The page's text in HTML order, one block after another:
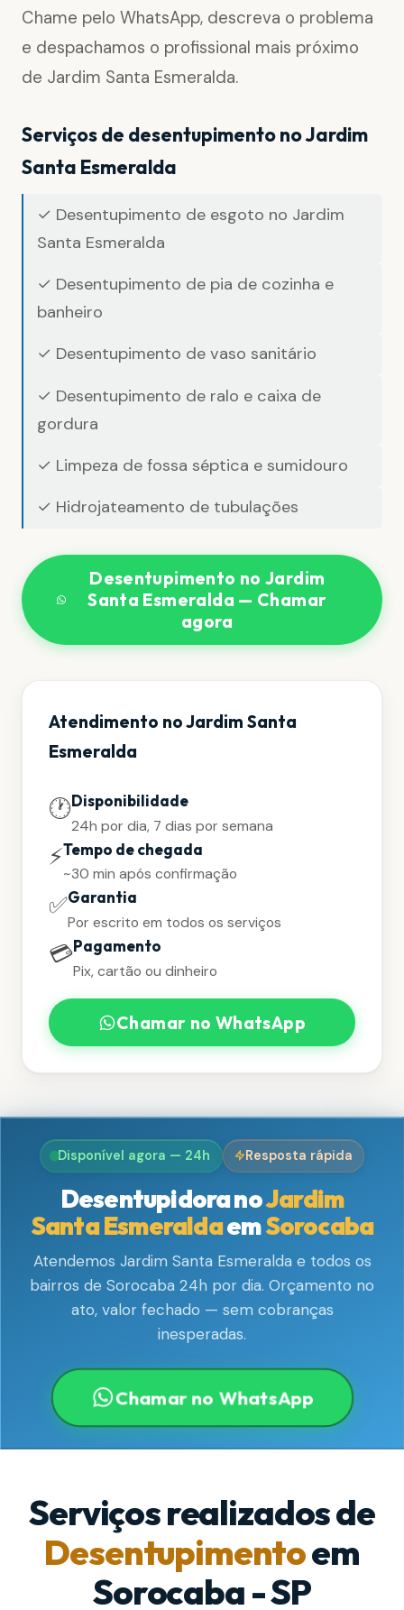
Chame pelo WhatsApp, descreva o problema
e despachamos o profissional mais próximo
de Jardim Santa Esmeralda.
Serviços de desentupimento no Jardim
Santa Esmeralda
✓ Desentupimento de esgoto no Jardim
Santa Esmeralda
✓ Desentupimento de pia de cozinha e
banheiro
✓ Desentupimento de vaso sanitário
✓ Desentupimento de ralo e caixa de
gordura
✓ Limpeza de fossa séptica e sumidouro
✓ Hidrojateamento de tubulações
Desentupimento no Jardim
Santa Esmeralda — Chamar
agora
Atendimento no Jardim Santa
Esmeralda
🕐Disponibilidade
24h por dia, 7 dias por semana
⚡Tempo de chegada
~30 min após confirmação
✅Garantia
Por escrito em todos os serviços
💳Pagamento
Pix, cartão ou dinheiro
Chamar no WhatsApp
Disponível agora — 24h Resposta rápida
Desentupidora noJardim
Santa EsmeraldaemSorocaba
Atendemos Jardim Santa Esmeralda e todos os
bairros de Sorocaba 24h por dia. Orçamento no
ato, valor fechado — sem cobranças
inesperadas.
Chamar no WhatsApp
Serviços realizados de
Desentupimentoem
Sorocaba - SP